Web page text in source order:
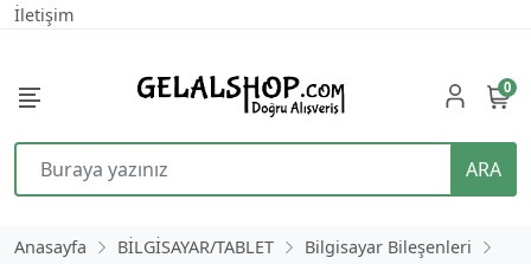
İletişim
ARA
0
Anasayfa BİLGİSAYAR/TABLET
Bilgisayar Bileşenleri